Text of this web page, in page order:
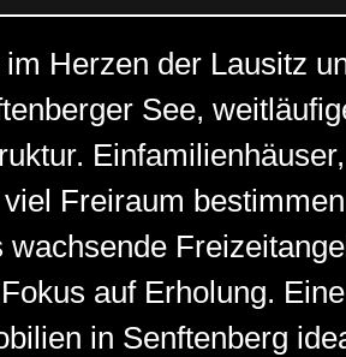
Herzen der Lausitz
See,
Freiraum
wachsende
auf Erholung.
in Senftenberg